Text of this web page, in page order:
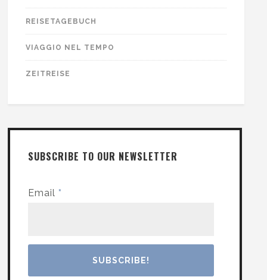
REISETAGEBUCH
VIAGGIO NEL TEMPO
ZEITREISE
SUBSCRIBE TO OUR NEWSLETTER
Email*